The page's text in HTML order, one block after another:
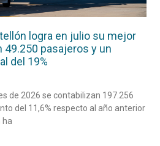
logra en julio su mejor
pasajeros y un
del 19%
de 2026 se contabilizan 197.256
del 11,6% respecto al año anterior
ha